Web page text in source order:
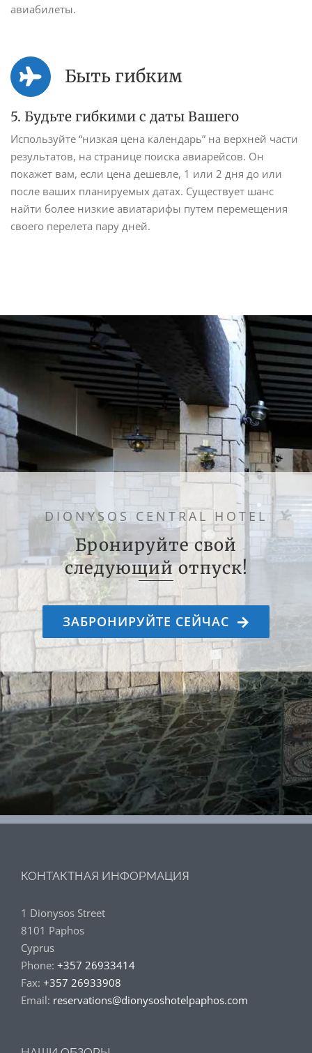
авиабилеты.
Быть гибким
5. Будьте гибкими с даты Вашего
Используйте “низкая цена календарь” на верхней части
результатов, на странице поиска авиарейсов. Он
покажет вам, если цена дешевле, 1 или 2 дня до или
после ваших планируемых датах. Существует шанс
найти более низкие авиатарифы путем перемещения
своего перелета пару дней.
DIONYSOS CENTRAL HOTEL
Бронируйте свой
следующий отпуск!
ЗАБРОНИРУЙТЕ СЕЙЧАС
КОНТАКТНАЯ ИНФОРМАЦИЯ
1 Dionysos Street
8101 Paphos
Cyprus
Phone: +357 26933414
Fax: +357 26933908
Email: reservations@dionysoshotelpaphos.com